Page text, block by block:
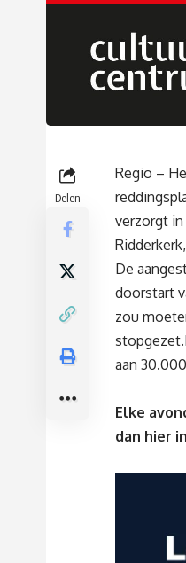
Delen
Regio –
verzorgt
De
doorstart
zou
aan
Elke
dan hier